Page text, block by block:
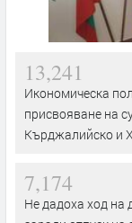
13,241
Икономическа
присвояване на
Кърджалийско и
7,174
Не дадоха ход на